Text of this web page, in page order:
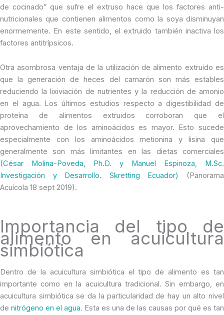
de cocinado” que sufre el extruso hace que los factores anti-
nutricionales que contienen alimentos como la soya disminuyan
enormemente. En este sentido, el extruido también inactiva los
factores antitrípsicos.
Otra asombrosa ventaja de la utilización de alimento extruido es
que la generación de heces del camarón son más estables
reduciendo la lixiviación de nutrientes y la reducción de amonio
en el agua. Los últimos estudios respecto a digestibilidad de
proteína de alimentos extruidos corroboran que el
aprovechamiento de los aminoácidos es mayor. Esto sucede
especialmente con los aminoácidos metionina y lisina que
generalmente son más limitantes en las dietas comerciales
(César Molina-Poveda, Ph.D. y Manuel Espinoza, M.Sc.
Investigación y Desarrollo. Skretting Ecuador)
(Panorama
Acuícola 18 sept 2019).
Importancia del tipo de
alimento en acuicultura
simbiótica
Dentro de la acuicultura simbiótica el tipo de alimento es tan
importante como en la acuicultura tradicional. Sin embargo, en
acuicultura simbiótica se da la particularidad de hay un alto nivel
de nitrógeno en el agua. Esta es una de las causas por qué es tan